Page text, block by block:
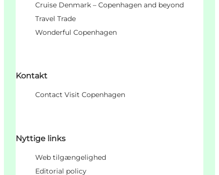
Cruise Denmark – Copenhagen and beyond
Travel Trade
Wonderful Copenhagen
Kontakt
Contact Visit Copenhagen
Nyttige links
Web tilgængelighed
Editorial policy